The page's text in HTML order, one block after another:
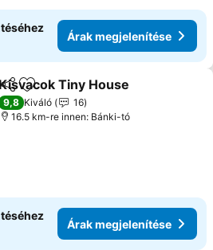
Árak megjelenítése
MegosztásHozzáadás a kedvencekhez
Kisvacok Tiny House
9,8 Kiváló
16
16.5 km-re innen: Bánki-tó
Árak megjelenítése